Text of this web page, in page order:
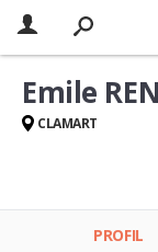
Emile
CLAMART
PROFIL